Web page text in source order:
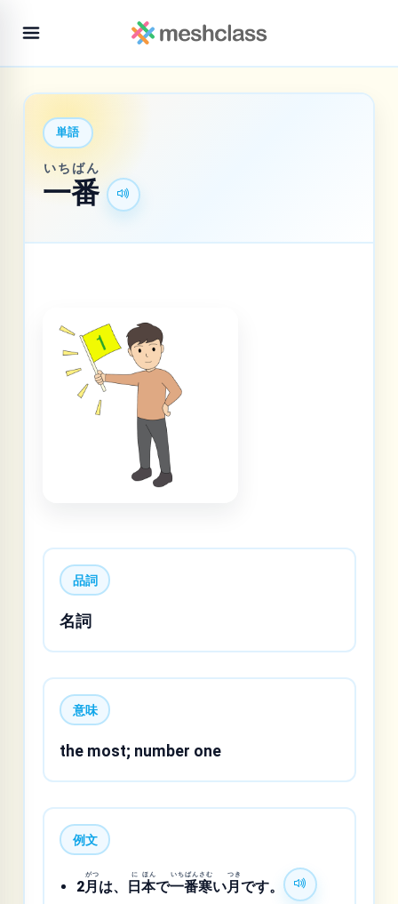
単語
一
いち
番
ばん
品詞
名詞
意味
the most; number one
例文
2月
がつ
は、 日
に
本
ほん
で一
いち
番
ばん
寒
さむ
い月
つき
です。